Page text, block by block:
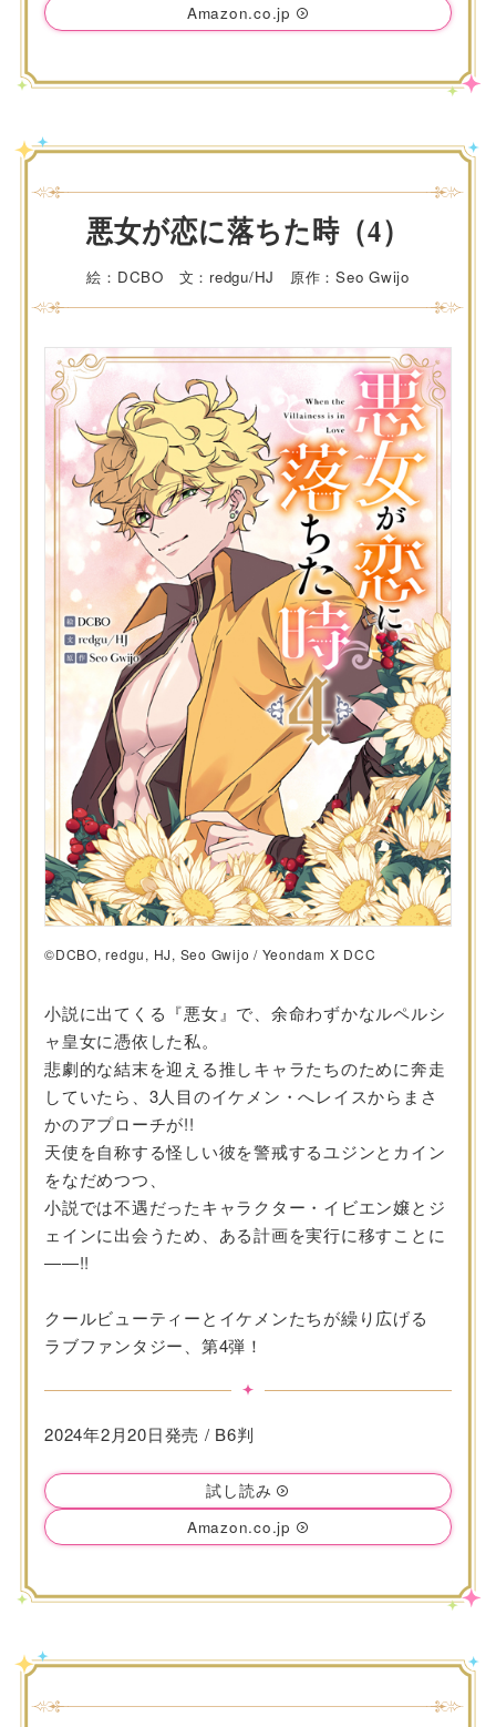
Amazon.co.jp
悪女が恋に落ちた時（4）
絵：DCBO 文：redgu/HJ 原作：Seo Gwijo
©DCBO, redgu, HJ, Seo Gwijo / Yeondam X DCC
小説に出てくる『悪女』で、余命わずかなルペルシ
ャ皇女に憑依した私。
悲劇的な結末を迎える推しキャラたちのために奔走
していたら、3人目のイケメン・へレイスからまさ
かのアプローチが!!
天使を自称する怪しい彼を警戒するユジンとカイン
をなだめつつ、
小説では不遇だったキャラクター・イビエン嬢とジ
ェインに出会うため、ある計画を実行に移すことに
――!!
クールビューティーとイケメンたちが繰り広げる
ラブファンタジー、第4弾！
2024年2月20日発売 / B6判
試し読み
Amazon.co.jp